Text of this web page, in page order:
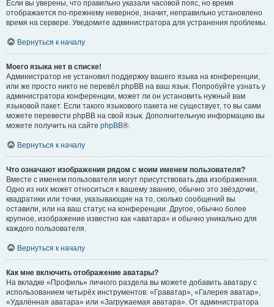
Если вы уверены, что правильно указали часовой пояс, но время
отображается по-прежнему неверное, значит, неправильно установлено
время на сервере. Уведомите администратора для устранения проблемы.
Вернуться к началу
Моего языка нет в списке!
Администратор не установил поддержку вашего языка на конференции,
или же просто никто не перевёл phpBB на ваш язык. Попробуйте узнать у
администратора конференции, может ли он установить нужный вам
языковой пакет. Если такого языкового пакета не существует, то вы сами
можете перевести phpBB на свой язык. Дополнительную информацию вы
можете получить на сайте phpBB®.
Вернуться к началу
Что означают изображения рядом с моим именем пользователя?
Вместе с именем пользователя могут присутствовать два изображения.
Одно из них может относиться к вашему званию, обычно это звёздочки,
квадратики или точки, указывающие на то, сколько сообщений вы
оставили, или на ваш статус на конференции. Другое, обычно более
крупное, изображение известно как «аватара» и обычно уникально для
каждого пользователя.
Вернуться к началу
Как мне включить отображение аватары?
На вкладке «Профиль» личного раздела вы можете добавить аватару с
использованием четырёх инструментов: «Граватар», «Галерея аватар»,
«Удалённая аватара» или «Загружаемая аватара». От администратора